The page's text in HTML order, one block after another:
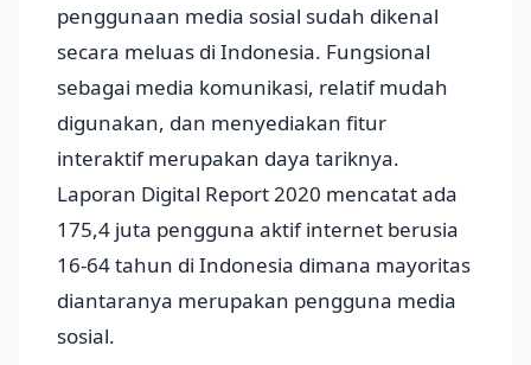
penggunaan media sosial sudah dikenal
secara meluas di Indonesia. Fungsional
sebagai media komunikasi, relatif mudah
digunakan, dan menyediakan fitur
interaktif merupakan daya tariknya.
Laporan Digital Report 2020 mencatat ada
175,4 juta pengguna aktif internet berusia
16-64 tahun di Indonesia dimana mayoritas
diantaranya merupakan pengguna media
sosial.